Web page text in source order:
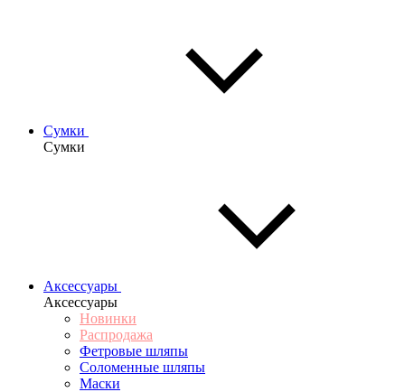
Сумки
Сумки
Аксессуары
Аксессуары
Новинки
Распродажа
Фетровые шляпы
Соломенные шляпы
Маски